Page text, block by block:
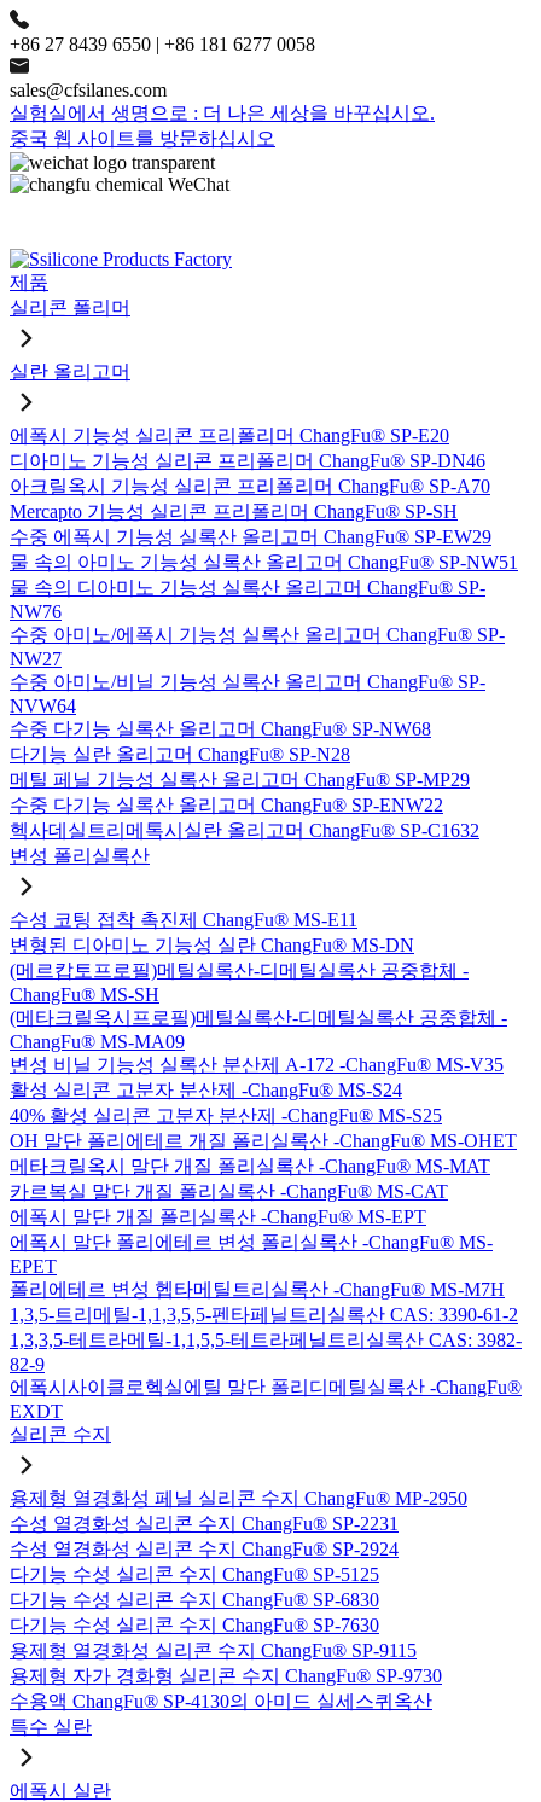
+86 27 8439 6550 | +86 181 6277 0058
sales@cfsilanes.com
실험실에서 생명으로 : 더 나은 세상을 바꾸십시오.
중국 웹 사이트를 방문하십시오
제품
실리콘 폴리머
실란 올리고머
에폭시 기능성 실리콘 프리폴리머 ChangFu® SP-E20
디아미노 기능성 실리콘 프리폴리머 ChangFu® SP-DN46
아크릴옥시 기능성 실리콘 프리폴리머 ChangFu® SP-A70
Mercapto 기능성 실리콘 프리폴리머 ChangFu® SP-SH
수중 에폭시 기능성 실록산 올리고머 ChangFu® SP-EW29
물 속의 아미노 기능성 실록산 올리고머 ChangFu® SP-NW51
물 속의 디아미노 기능성 실록산 올리고머 ChangFu® SP-
NW76
수중 아미노/에폭시 기능성 실록산 올리고머 ChangFu® SP-
NW27
수중 아미노/비닐 기능성 실록산 올리고머 ChangFu® SP-
NVW64
수중 다기능 실록산 올리고머 ChangFu® SP-NW68
다기능 실란 올리고머 ChangFu® SP-N28
메틸 페닐 기능성 실록산 올리고머 ChangFu® SP-MP29
수중 다기능 실록산 올리고머 ChangFu® SP-ENW22
헥사데실트리메톡시실란 올리고머 ChangFu® SP-C1632
변성 폴리실록산
수성 코팅 접착 촉진제 ChangFu® MS-E11
변형된 디아미노 기능성 실란 ChangFu® MS-DN
(메르캅토프로필)메틸실록산-디메틸실록산 공중합체 -
ChangFu® MS-SH
(메타크릴옥시프로필)메틸실록산-디메틸실록산 공중합체 -
ChangFu® MS-MA09
변성 비닐 기능성 실록산 분산제 A-172 -ChangFu® MS-V35
활성 실리콘 고분자 분산제 -ChangFu® MS-S24
40% 활성 실리콘 고분자 분산제 -ChangFu® MS-S25
OH 말단 폴리에테르 개질 폴리실록산 -ChangFu® MS-OHET
메타크릴옥시 말단 개질 폴리실록산 -ChangFu® MS-MAT
카르복실 말단 개질 폴리실록산 -ChangFu® MS-CAT
에폭시 말단 개질 폴리실록산 -ChangFu® MS-EPT
에폭시 말단 폴리에테르 변성 폴리실록산 -ChangFu® MS-
EPET
폴리에테르 변성 헵타메틸트리실록산 -ChangFu® MS-M7H
1,3,5-트리메틸-1,1,3,5,5-펜타페닐트리실록산 CAS: 3390-61-2
1,3,3,5-테트라메틸-1,1,5,5-테트라페닐트리실록산 CAS: 3982-
82-9
에폭시사이클로헥실에틸 말단 폴리디메틸실록산 -ChangFu®
EXDT
실리콘 수지
용제형 열경화성 페닐 실리콘 수지 ChangFu® MP-2950
수성 열경화성 실리콘 수지 ChangFu® SP-2231
수성 열경화성 실리콘 수지 ChangFu® SP-2924
다기능 수성 실리콘 수지 ChangFu® SP-5125
다기능 수성 실리콘 수지 ChangFu® SP-6830
다기능 수성 실리콘 수지 ChangFu® SP-7630
용제형 열경화성 실리콘 수지 ChangFu® SP-9115
용제형 자가 경화형 실리콘 수지 ChangFu® SP-9730
수용액 ChangFu® SP-4130의 아미드 실세스퀴옥산
특수 실란
에폭시 실란